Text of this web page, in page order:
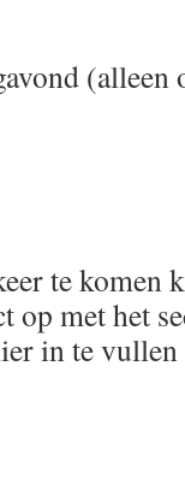
(alleen
te komen
op met het
in te